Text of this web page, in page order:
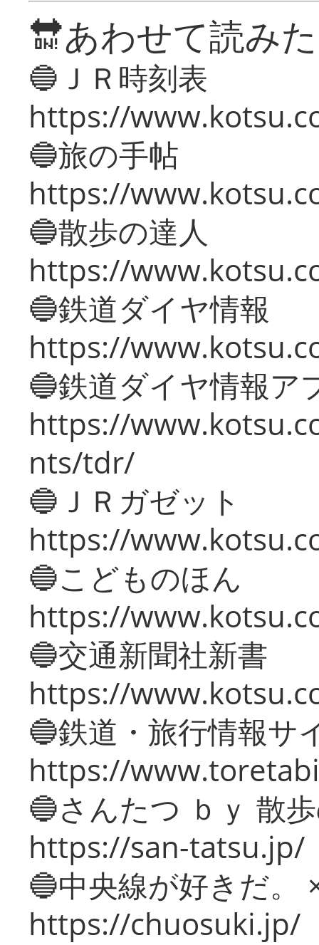
🔛あわせて読み
🔵ＪＲ時刻表
https://
🔵旅の手帖
https://
🔵散歩の達人
https://
🔵鉄道ダイヤ情報
https://
🔵鉄道ダイヤ情報ア
https://
nts/tdr/
🔵ＪＲガゼット
https://
🔵こどものほん
https://
🔵交通新聞社新書
https://
🔵鉄道・旅行情報サ
https://
🔵さんたつ ｂｙ 散
https://san-tatsu.jp/
🔵中央線が好きだ。
https://chuosuki.jp/